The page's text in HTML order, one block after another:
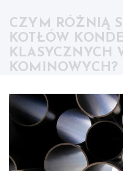
CZYM RÓŻNIĄ
KOTŁÓW
KLASYCZNYCH
KOMINOWYCH?